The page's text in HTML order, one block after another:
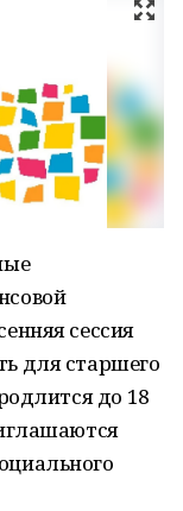
сессия
для старшего
до 18